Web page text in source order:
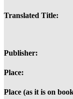
Translated Title:
Publisher:
Place:
Place (as it is on